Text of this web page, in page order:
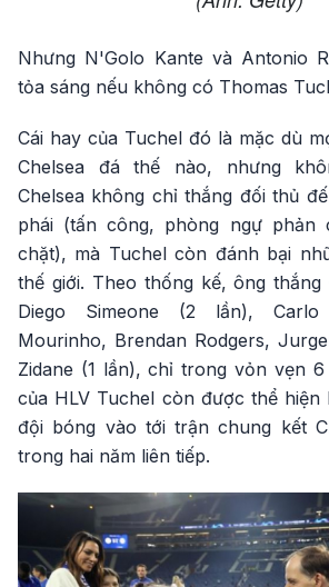
Nhưng N'Golo Kante và Antonio
tỏa sáng nếu không có Thomas
Cái hay của Tuchel đó là mặc dù
Chelsea đá thế nào, nhưng
Chelsea không chỉ thắng đối thủ
phái (tấn công, phòng ngự phản
chặt), mà Tuchel còn đánh bại
thế giới. Theo thống kế, ông thắng
Diego Simeone (2 lần), Carlo
Mourinho, Brendan Rodgers,
Zidane (1 lần), chỉ trong vỏn vẹn
của HLV Tuchel còn được thể hiện
đội bóng vào tới trận chung kết
trong hai năm liên tiếp.